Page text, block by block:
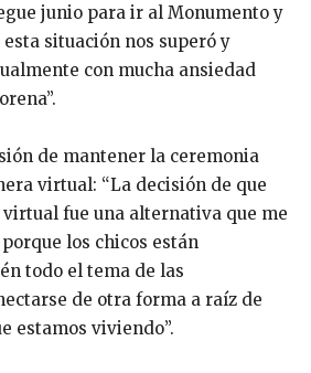
junio para ir al Monumento y
situación nos superó y
con mucha ansiedad
de mantener la ceremonia
virtual: “La decisión de que
virtual fue una alternativa que me
los chicos están
todo el tema de las
de otra forma a raíz de
estamos viviendo”.